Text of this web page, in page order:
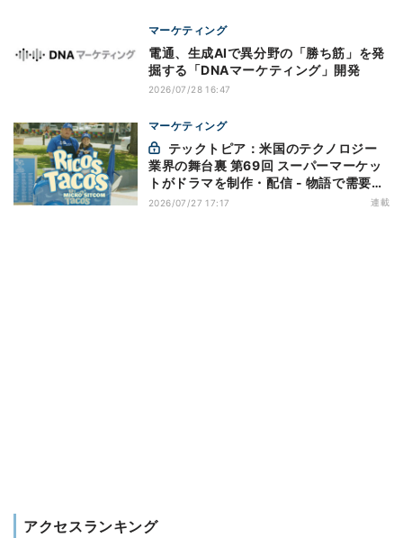
マーケティング
電通、生成AIで異分野の「勝ち筋」を発
掘する「DNAマーケティング」開発
2026/07/28 16:47
マーケティング
業界の舞台裏 第69回 スーパーマーケッ
トがドラマを制作・配信 - 物語で需要を
演出する小売メディア
2026/07/27 17:17 連載
アクセスランキング